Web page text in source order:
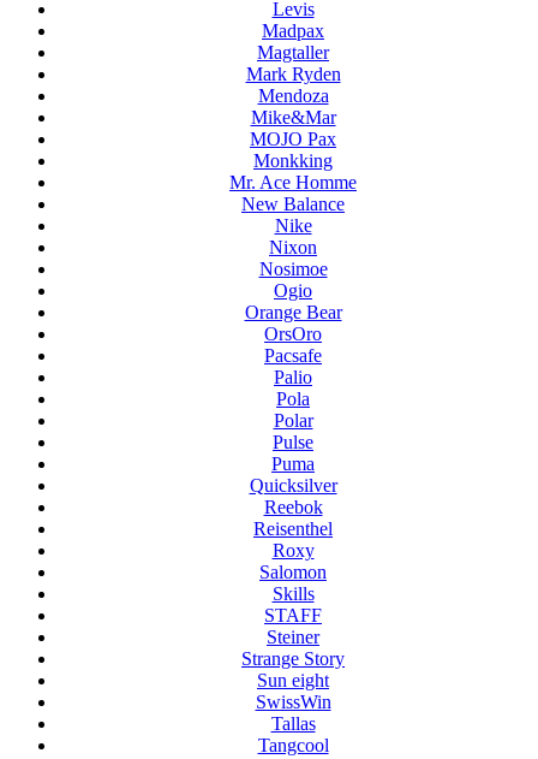
Levis
Madpax
Magtaller
Mark Ryden
Mendoza
Mike&Mar
MOJO Pax
Monkking
Mr. Ace Homme
New Balance
Nike
Nixon
Nosimoe
Ogio
Orange Bear
OrsOro
Pacsafe
Palio
Pola
Polar
Pulse
Puma
Quicksilver
Reebok
Reisenthel
Roxy
Salomon
Skills
STAFF
Steiner
Strange Story
Sun eight
SwissWin
Tallas
Tangcool